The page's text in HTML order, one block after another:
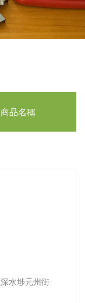
商品名稱
水埗元州街